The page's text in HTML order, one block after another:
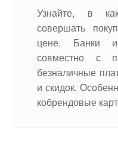
Узнайте, в
совершать
цене. Банки
совместно с
безналичные
и скидок.
кобрендовые